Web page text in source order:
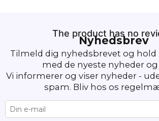
The product has no
Nyhedsbrev
Tilmeld dig nyhedsbrevet og
med de nyeste nyheder
Vi informerer og viser nyheder -
spam. Bliv hos os